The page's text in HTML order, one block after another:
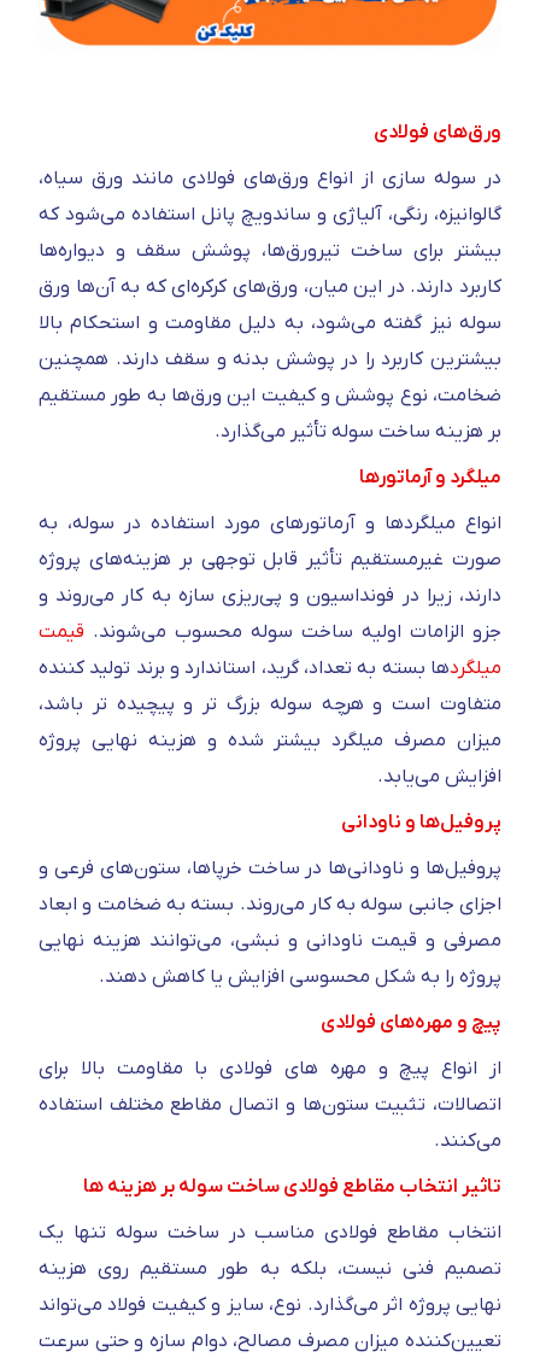
ورق‌های فولادی
در سوله‌ سازی از انواع ورق‌های فولادی مانند ورق سیاه،
گالوانیزه، رنگی، آلیاژی و ساندویچ پانل استفاده می‌شود که
بیشتر برای ساخت تیرورق‌ها، پوشش سقف و دیواره‌ها
کاربرد دارند. در این میان، ورق‌های کرکره‌ای که به آن‌ها ورق
سوله نیز گفته می‌شود، به دلیل مقاومت و استحکام بالا
بیشترین کاربرد را در پوشش بدنه و سقف دارند. همچنین
ضخامت، نوع پوشش و کیفیت این ورق‌ها به طور مستقیم
بر هزینه ساخت سوله تأثیر می‌گذارد.
میلگرد و آرماتورها
انواع میلگردها و آرماتورهای مورد استفاده در سوله، به‌
صورت غیرمستقیم تأثیر قابل توجهی بر هزینه‌های پروژه
دارند، زیرا در فونداسیون و پی‌ریزی سازه به کار می‌روند و
جزو الزامات اولیه ساخت سوله محسوب می‌شوند. قیمت
میلگردها بسته به تعداد، گرید، استاندارد و برند تولید کننده
متفاوت است و هرچه سوله بزرگ‌ تر و پیچیده‌ تر باشد،
میزان مصرف میلگرد بیشتر شده و هزینه نهایی پروژه
افزایش می‌یابد.
پروفیل‌ها و ناودانی
پروفیل‌ها و ناودانی‌ها در ساخت خرپاها، ستون‌های فرعی و
اجزای جانبی سوله به کار می‌روند. بسته به ضخامت و ابعاد
مصرفی و قیمت ناودانی و نبشی، می‌توانند هزینه نهایی
پروژه را به شکل محسوسی افزایش یا کاهش دهند.
پیچ و مهره‌های فولادی
از انواع پیچ و مهره های فولادی با مقاومت بالا برای
اتصالات، تثبیت ستون‌ها و اتصال مقاطع مختلف استفاده
می‌کنند.
تاثیر انتخاب مقاطع فولادی ساخت سوله بر هزینه ها
انتخاب مقاطع فولادی مناسب در ساخت سوله تنها یک
تصمیم فنی نیست، بلکه به‌ طور مستقیم روی هزینه
نهایی پروژه اثر می‌گذارد. نوع، سایز و کیفیت فولاد می‌تواند
تعیین‌کننده میزان مصرف مصالح، دوام سازه و حتی سرعت